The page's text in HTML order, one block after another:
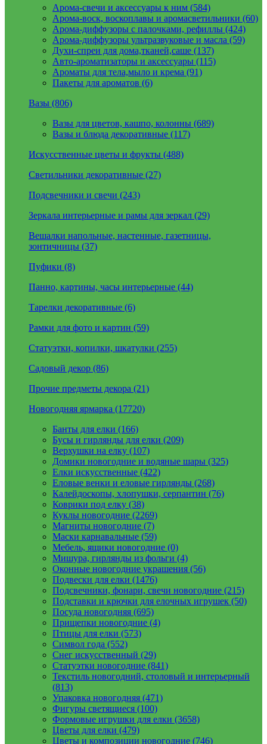
Арома-свечи и аксессуары к ним (584)
Арома-воск, воскоплавы и аромасветильники (60)
Арома-диффузоры с палочками, рефиллы (424)
Арома-диффузоры ультразвуковые и масла (59)
Духи-спреи для дома,тканей,саше (137)
Авто-ароматизаторы и аксессуары (115)
Ароматы для тела,мыло и крема (91)
Пакеты для ароматов (6)
Вазы (806)
Вазы для цветов, кашпо, колонны (689)
Вазы и блюда декоративные (117)
Искусственные цветы и фрукты (488)
Светильники декоративные (27)
Подсвечники и свечи (243)
Зеркала интерьерные и рамы для зеркал (29)
Вешалки напольные, настенные, газетницы,
зонтичницы (37)
Пуфики (8)
Панно, картины, часы интерьерные (44)
Тарелки декоративные (6)
Рамки для фото и картин (59)
Статуэтки, копилки, шкатулки (255)
Садовый декор (86)
Прочие предметы декора (21)
Новогодняя ярмарка (17720)
Банты для елки (166)
Бусы и гирлянды для елки (209)
Верхушки на елку (107)
Домики новогодние и водяные шары (325)
Елки искусственные (422)
Еловые венки и еловые гирлянды (268)
Калейдоскопы, хлопушки, серпантин (76)
Коврики под елку (38)
Куклы новогодние (2269)
Магниты новогодние (7)
Маски карнавальные (59)
Мебель, ящики новогодние (0)
Мишура, гирлянды из фольги (4)
Оконные новогодние украшения (56)
Подвески для елки (1476)
Подсвечники, фонари, свечи новогодние (215)
Подставки и крючки для елочных игрушек (50)
Посуда новогодняя (695)
Прищепки новогодние (4)
Птицы для елки (573)
Символ года (552)
Снег искусственный (29)
Статуэтки новогодние (841)
Текстиль новогодний, столовый и интерьерный
(813)
Упаковка новогодняя (471)
Фигуры светящиеся (100)
Формовые игрушки для елки (3658)
Цветы для елки (479)
Цветы и композиции новогодние (746)